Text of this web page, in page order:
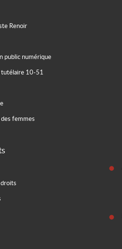
Renoir
public numérique
tutélaire 10-51
femmes